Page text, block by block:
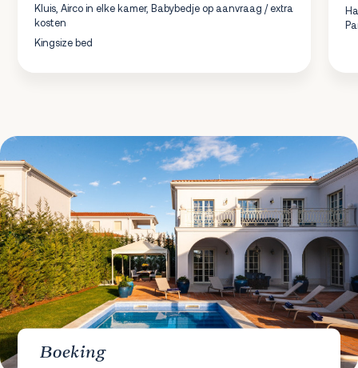
Kluis, Airco in elke kamer, Babybedje op aanvraag / extra
kosten
Kingsize bed
Boeking